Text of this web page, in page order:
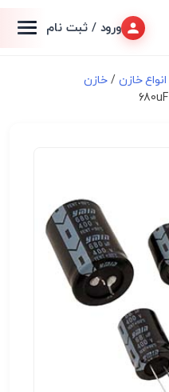
ورود / ثبت نام
انواع خازن /خازن